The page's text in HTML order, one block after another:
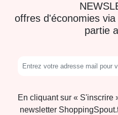
offres d'économies
partie
En cliquant sur « S'inscrire
newsletter